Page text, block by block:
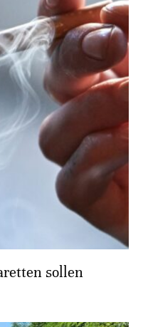
sollen